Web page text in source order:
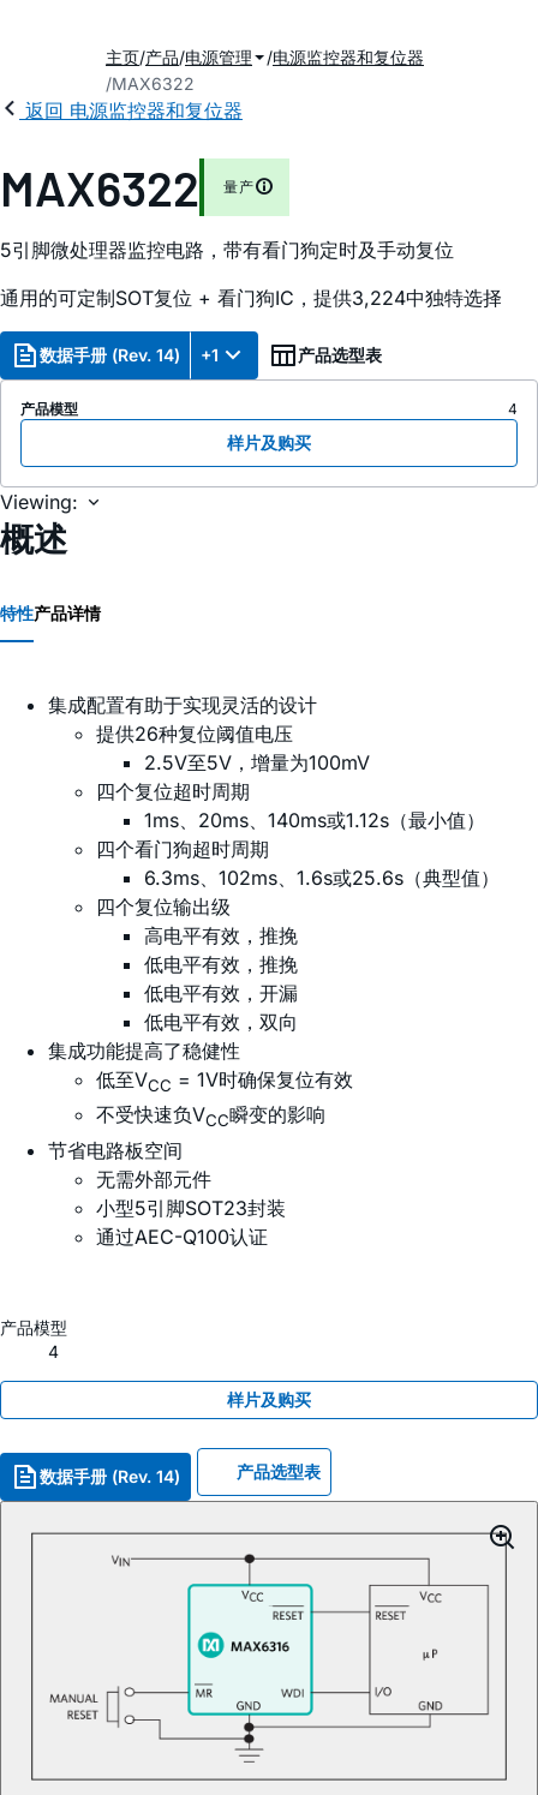
主页 产品 电源管理
电源监控器和复位器
MAX6322
返回 电源监控器和复位器
MAX6322 量产
5引脚微处理器监控电路，带有看门狗定时及手动复位
通用的可定制SOT复位 + 看门狗IC，提供3,224中独特选择
数据手册 (Rev. 14) +1 产品选型表
产品模型 4
样片及购买
Viewing:
概述
特性产品详情
集成配置有助于实现灵活的设计
提供26种复位阈值电压
2.5V至5V，增量为100mV
四个复位超时周期
1ms、20ms、140ms或1.12s（最小值）
四个看门狗超时周期
6.3ms、102ms、1.6s或25.6s（典型值）
四个复位输出级
高电平有效，推挽
低电平有效，推挽
低电平有效，开漏
低电平有效，双向
集成功能提高了稳健性
低至VCC = 1V时确保复位有效
不受快速负VCC瞬变的影响
节省电路板空间
无需外部元件
小型5引脚SOT23封装
通过AEC-Q100认证
产品模型
4
样片及购买
数据手册 (Rev. 14) 产品选型表